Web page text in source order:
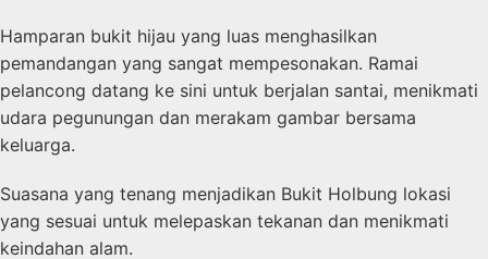
Hamparan bukit hijau yang luas menghasilkan
pemandangan yang sangat mempesonakan. Ramai
pelancong datang ke sini untuk berjalan santai, menikmati
udara pegunungan dan merakam gambar bersama
keluarga.
Suasana yang tenang menjadikan Bukit Holbung lokasi
yang sesuai untuk melepaskan tekanan dan menikmati
keindahan alam.